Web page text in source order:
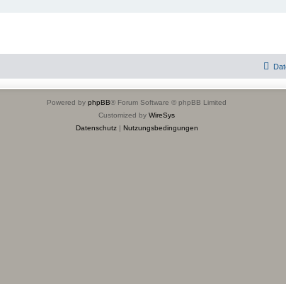
Powered by phpBB® Forum Software © phpBB Limited
Customized by WireSys
Datenschutz| Nutzungsbedingungen